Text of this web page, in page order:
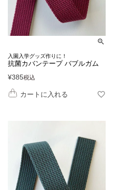
入園入学グッズ作りに！
抗菌カバンテープ バブルガム
¥385税込
カートに入れる